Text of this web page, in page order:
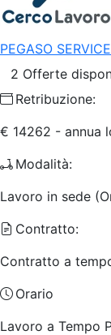
PEGASO
2 Offerte
Retribuzione:
€ 14262 - annua
Modalità:
Lavoro in sede
Contratto:
Contratto a
Orario
Lavoro a Tempo